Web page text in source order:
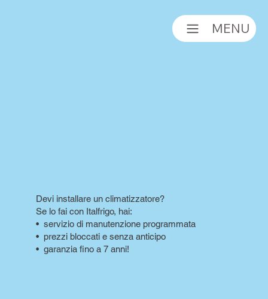
MENU
Devi installare un climatizzatore?
Se lo fai con Italfrigo, hai:
•⁠ ⁠servizio di manutenzione programmata
•⁠ ⁠prezzi bloccati e senza anticipo
•⁠ ⁠garanzia fino a 7 anni!